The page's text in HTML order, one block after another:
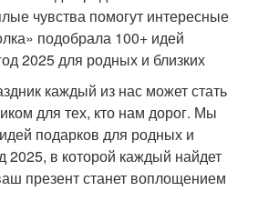
чувства помогут интересные
подобрала 100+ идей
2025 для родных и близких
каждый из нас может стать
для тех, кто нам дорог. Мы
подарков для родных и
2025, в которой каждый найдет
презент станет воплощением